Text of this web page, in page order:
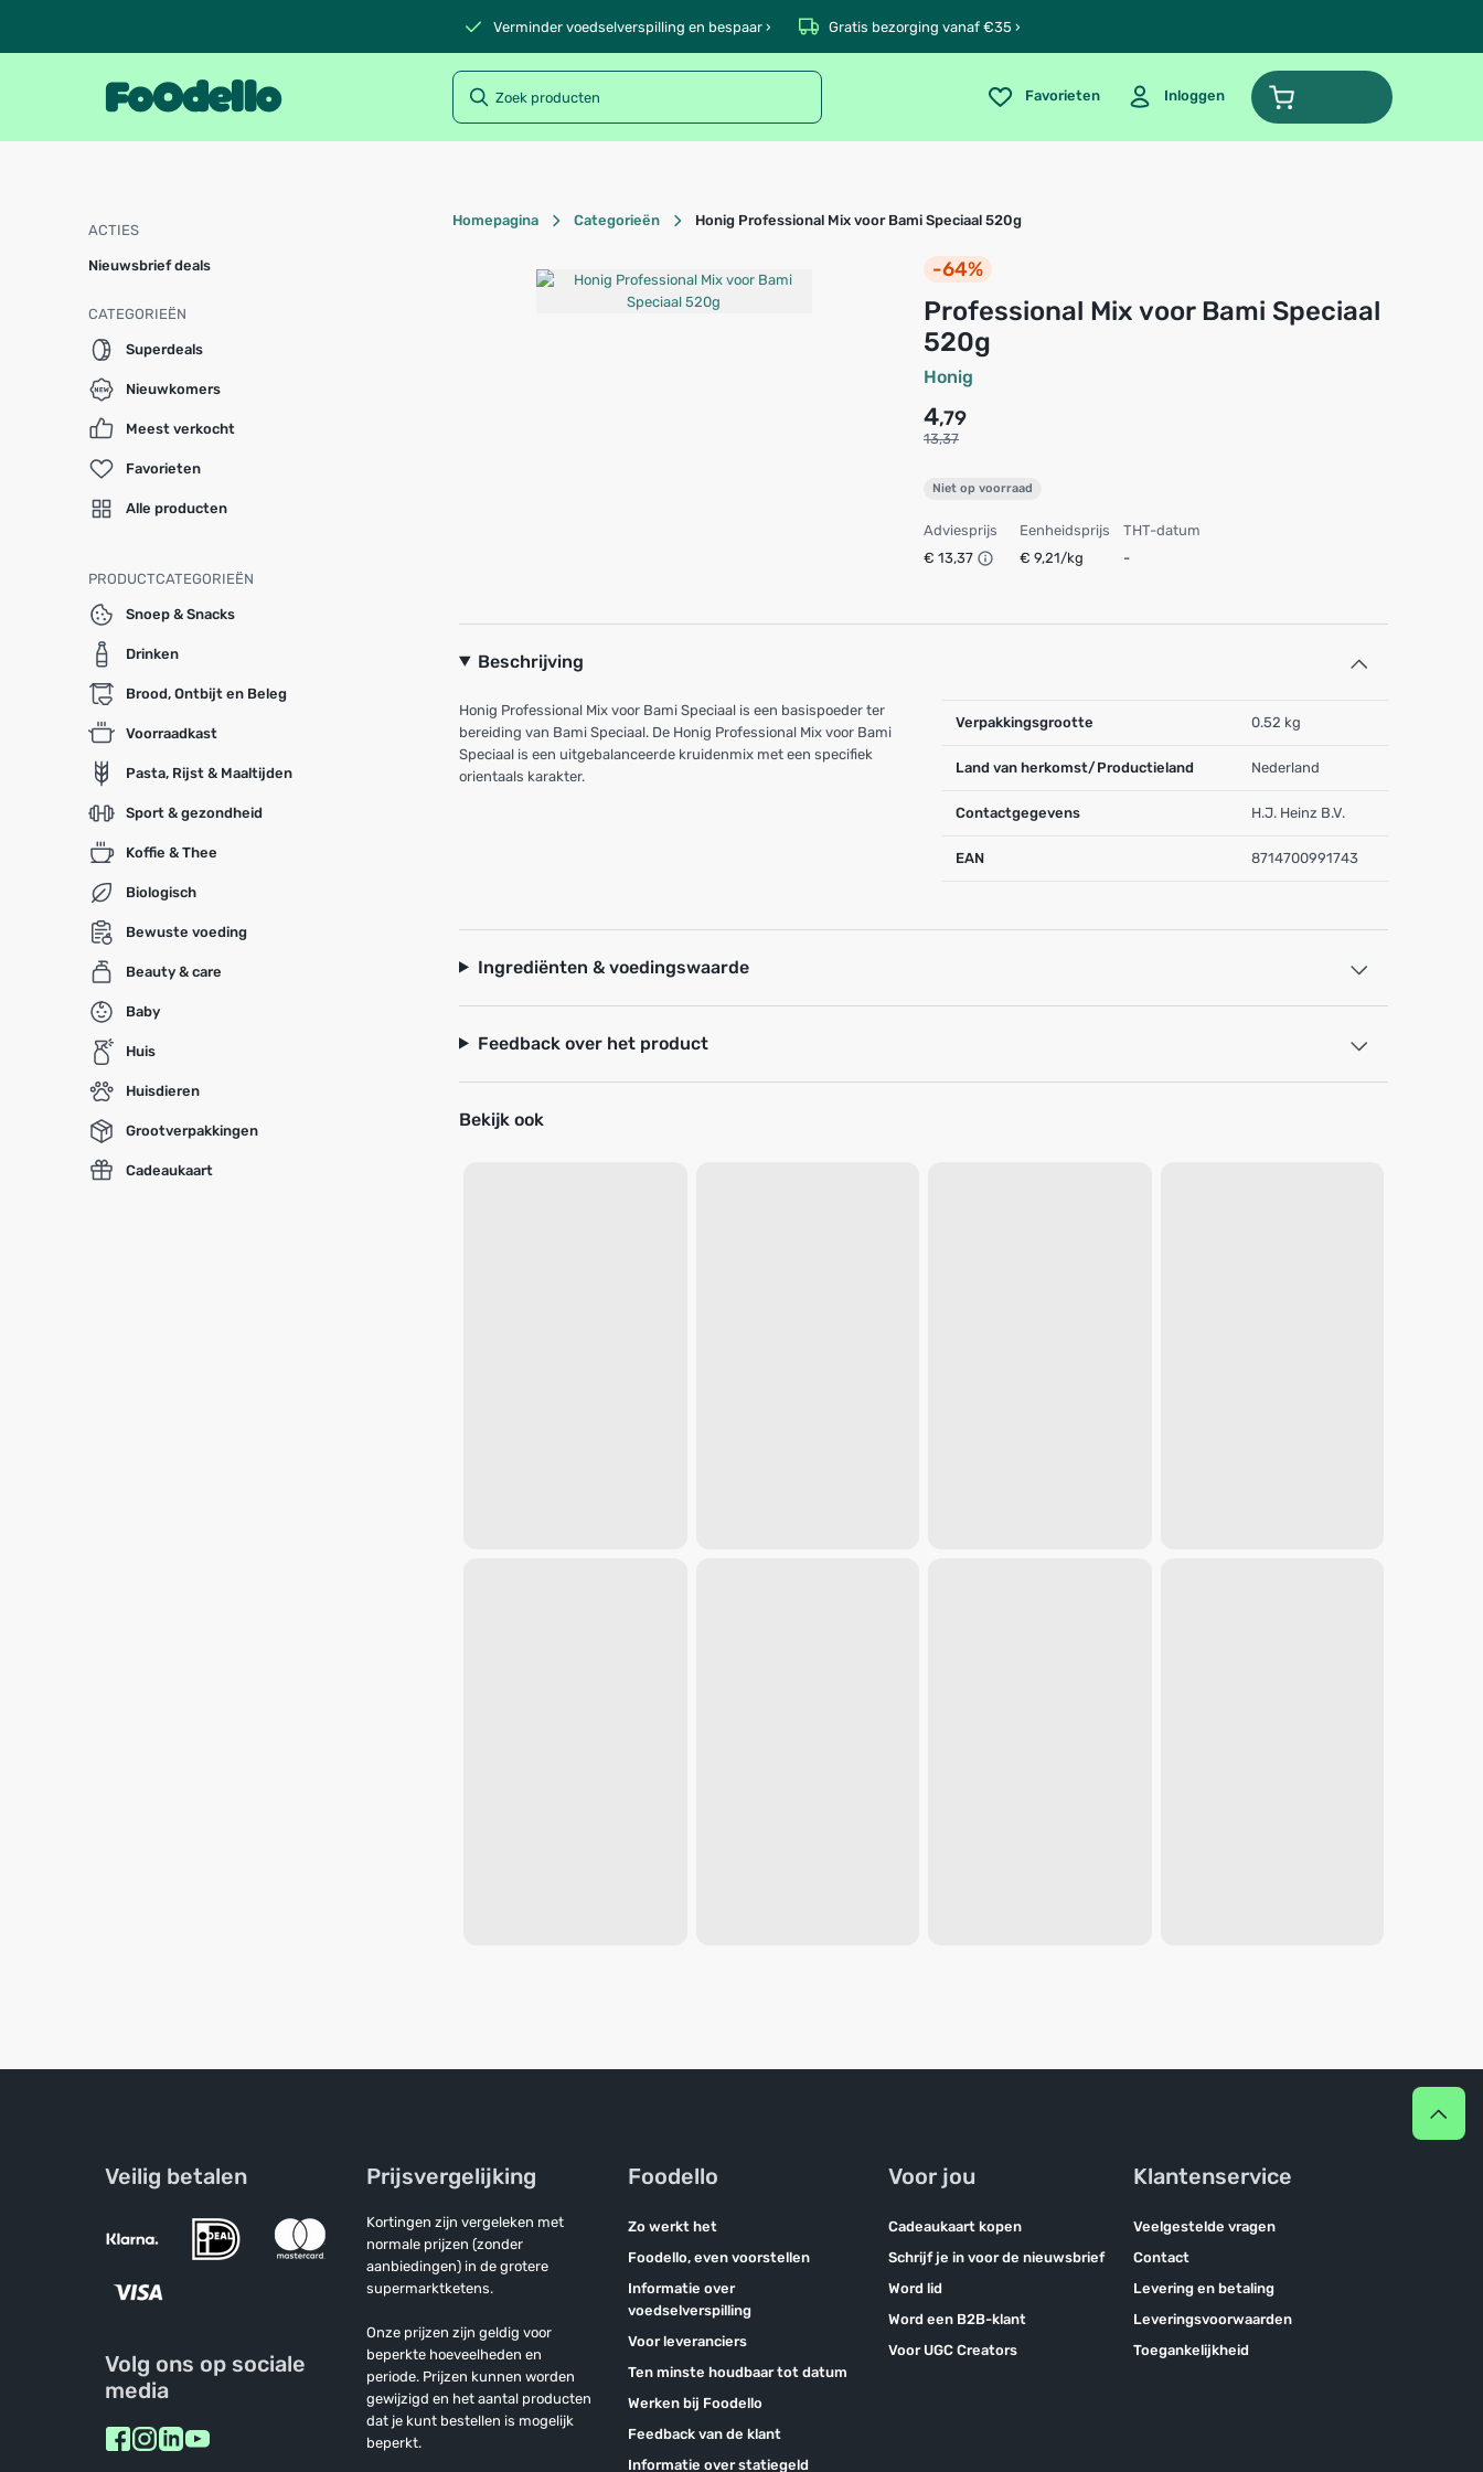
Verminder voedselverspilling en bespaar › Gratis bezorging vanaf €35 ›
Favorieten Inloggen
ACTIES
Nieuwsbrief deals
CATEGORIEËN
Superdeals
Nieuwkomers
Meest verkocht
Favorieten
Alle producten
PRODUCTCATEGORIEËN
Snoep & Snacks
Drinken
Brood, Ontbijt en Beleg
Voorraadkast
Pasta, Rijst & Maaltijden
Sport & gezondheid
Koffie & Thee
Biologisch
Bewuste voeding
Beauty & care
Baby
Huis
Huisdieren
Grootverpakkingen
Cadeaukaart
Homepagina Categorieën Honig Professional Mix voor Bami Speciaal 520g
-64%
Professional Mix voor Bami Speciaal
520g
Honig
4,79
13,37
Niet op voorraad
Adviesprijs
€ 13,37
Eenheidsprijs
€ 9,21/kg
THT-datum
-
Beschrijving
Honig Professional Mix voor Bami Speciaal is een basispoeder ter
bereiding van Bami Speciaal. De Honig Professional Mix voor Bami
Speciaal is een uitgebalanceerde kruidenmix met een specifiek
orientaals karakter.
Verpakkingsgrootte 0.52 kg
Land van herkomst/Productieland Nederland
Contactgegevens H.J. Heinz B.V.
EAN 8714700991743
Ingrediënten & voedingswaarde
Feedback over het product
Bekijk ook
Veilig betalen
Volg ons op sociale
media
Prijsvergelijking
Kortingen zijn vergeleken met
normale prijzen (zonder
aanbiedingen) in de grotere
supermarktketens.
Onze prijzen zijn geldig voor
beperkte hoeveelheden en
periode. Prijzen kunnen worden
gewijzigd en het aantal producten
dat je kunt bestellen is mogelijk
beperkt.
Foodello
Zo werkt het
Foodello, even voorstellen
Informatie over
voedselverspilling
Voor leveranciers
Ten minste houdbaar tot datum
Werken bij Foodello
Feedback van de klant
Informatie over statiegeld
Voor jou
Cadeaukaart kopen
Schrijf je in voor de nieuwsbrief
Word lid
Word een B2B-klant
Voor UGC Creators
Klantenservice
Veelgestelde vragen
Contact
Levering en betaling
Leveringsvoorwaarden
Toegankelijkheid